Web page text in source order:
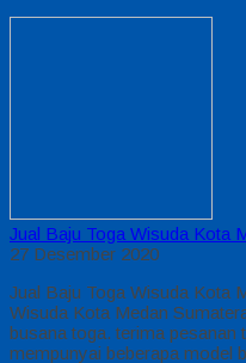
Jual Baju Toga Wisuda Kota
27 Desember 2020
Jual Baju Toga Wisuda Kota
Wisuda Kota Medan
busana toga. terima pesanan
mempunyai beberapa model